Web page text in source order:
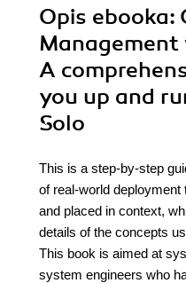
Opis ebooka:
A
you up and
Solo
This is a step-by-step
of real-world
and placed in context,
details of the concepts
This book is aimed at
system engineers who